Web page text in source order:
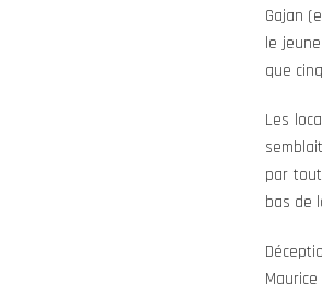
Gajan
le
que
Les
par
bas de